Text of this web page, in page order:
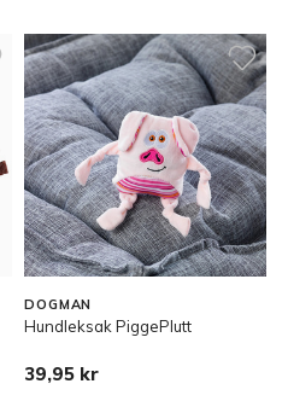
DOGMAN
Hundleksak PiggePlutt
39,95 kr